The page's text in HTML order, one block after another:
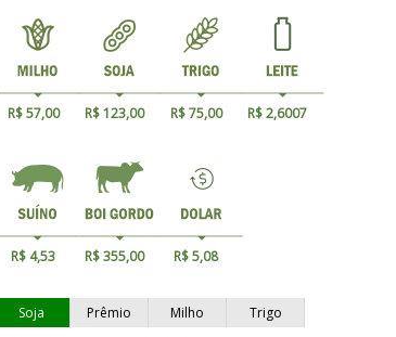
R$ 57,00 R$ 123,00 R$ 75,00 R$ 2,6007
R$ 4,53 R$ 355,00 R$ 5,08
Soja Prêmio Milho
Trigo